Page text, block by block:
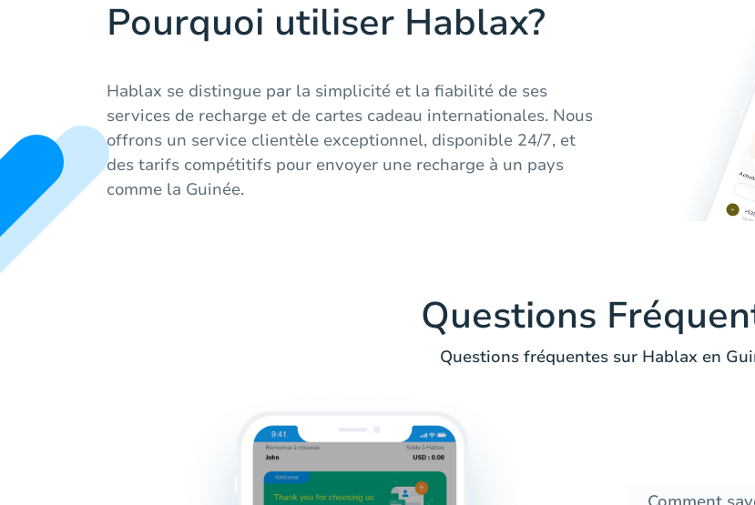
Pourquoi utiliser Hablax?
Hablax se distingue par la simplicité et la fiabilité de ses
services de recharge et de cartes cadeau internationales. Nous
offrons un service clientèle exceptionnel, disponible 24/7, et
des tarifs compétitifs pour envoyer une recharge à un pays
comme la Guinée.
Questions
Questions fréquentes sur Hablax en